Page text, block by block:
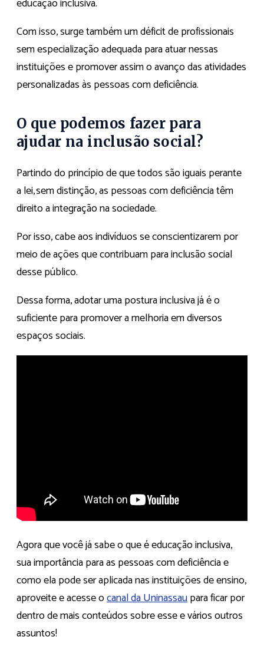
Com isso, surge também um déficit de profissionais
sem especialização adequada para atuar nessas
instituições e promover assim o avanço das atividades
personalizadas às pessoas com deficiência.
O que podemos fazer para
ajudar na inclusão social?
Partindo do princípio de que todos são iguais perante
a lei, sem distinção, as pessoas com deficiência têm
direito a integração na sociedade.
Por isso, cabe aos indivíduos se conscientizarem por
meio de ações que contribuam para inclusão social
desse público.
Dessa forma, adotar uma postura inclusiva já é o
suficiente para promover a melhoria em diversos
espaços sociais.
Agora que você já sabe o que é educação inclusiva,
sua importância para as pessoas com deficiência e
como ela pode ser aplicada nas instituições de ensino,
aproveite e acesse ocanal da Uninassaupara ficar por
dentro de mais conteúdos sobre esse e vários outros
assuntos!